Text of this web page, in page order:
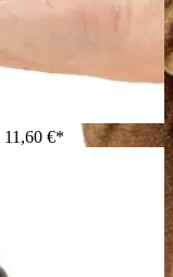
11,60 €*